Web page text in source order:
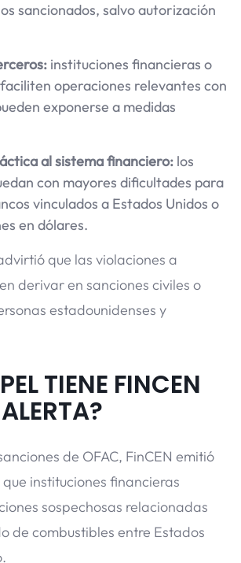
sancionados, salvo autorización
instituciones financieras o
operaciones relevantes con
exponerse a medidas
al sistema financiero: los
con mayores dificultades para
vinculados a Estados Unidos o
en dólares.
que las violaciones a
derivar en sanciones civiles o
estadounidenses y
TIENE FINCEN
de OFAC, FinCEN emitió
instituciones financieras
sospechosas relacionadas
de combustibles entre Estados